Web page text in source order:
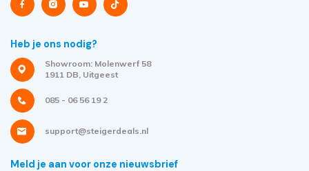
Heb je ons nodig?
Showroom: Molenwerf 58
1911 DB, Uitgeest
085 - 06 56 19 2
support@steigerdeals.nl
Meld je aan voor onze nieuwsbrief